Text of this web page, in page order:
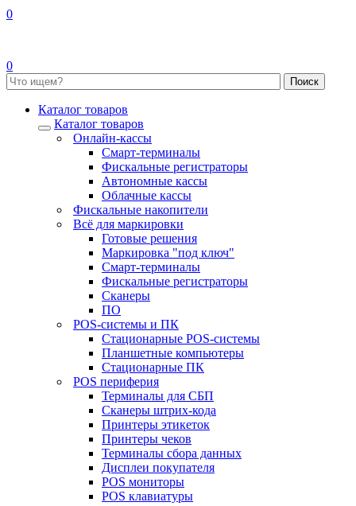
0
0
Каталог товаров
Каталог товаров
Онлайн-кассы
Смарт-терминалы
Фискальные регистраторы
Автономные кассы
Облачные кассы
Фискальные накопители
Всё для маркировки
Готовые решения
Маркировка "под ключ"
Смарт-терминалы
Фискальные регистраторы
Сканеры
ПО
POS-системы и ПК
Стационарные POS-системы
Планшетные компьютеры
Стационарные ПК
POS периферия
Терминалы для СБП
Сканеры штрих-кода
Принтеры этикеток
Принтеры чеков
Терминалы сбора данных
Дисплеи покупателя
POS мониторы
POS клавиатуры